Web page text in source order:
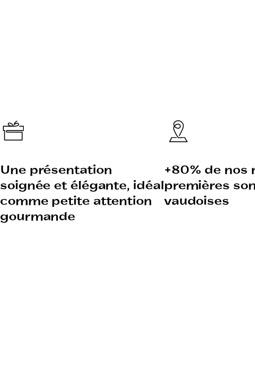
Une présentation
soignée et élégante, idéal
comme petite attention
gourmande
+80% de nos
premières
vaudoises